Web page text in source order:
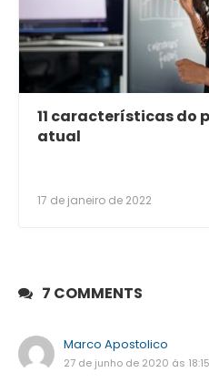
11 características do
atual
17 de janeiro de 2022
7 COMMENTS
Marco Apostolico
27 de junho de 2020 ás 18:15